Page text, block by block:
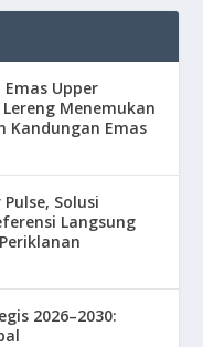
Upper
Menemukan
Kandungan Emas
Solusi
Langsung
2026–2030: